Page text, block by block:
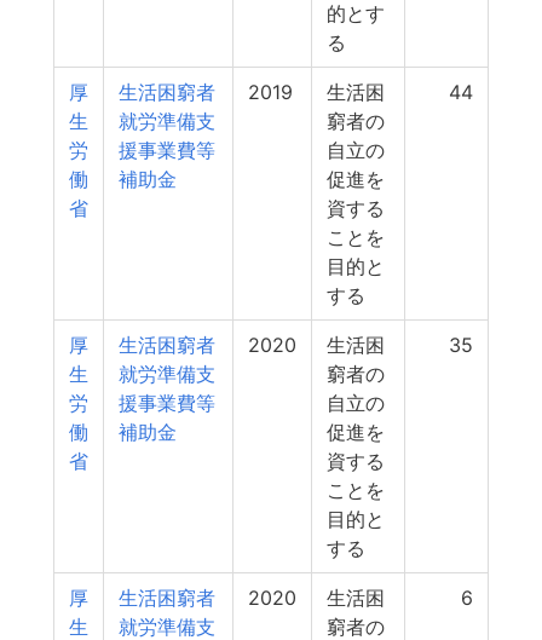
的とす
る
厚
生
労
働
省
生活困窮者
就労準備支
援事業費等
補助金
2019
生活困
窮者の
自立の
促進を
資する
ことを
目的と
する
44
厚
生
労
働
省
生活困窮者
就労準備支
援事業費等
補助金
2020
生活困
窮者の
自立の
促進を
資する
ことを
目的と
する
35
厚
生
生活困窮者
就労準備支
2020
生活困
窮者の
6